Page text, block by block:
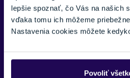
lepšie spoznať, čo Vás na našich
vďaka tomu ich môžeme
Nastavenia cookies môžete
Povoliť
ZNAČKA
Uvex
Zobraziť
prilbe.
Spherical Single Lens
Sférická jednodielna šošovka pre širšie
100% UV Protection
Ochrana pred UVA, UVB a UVC